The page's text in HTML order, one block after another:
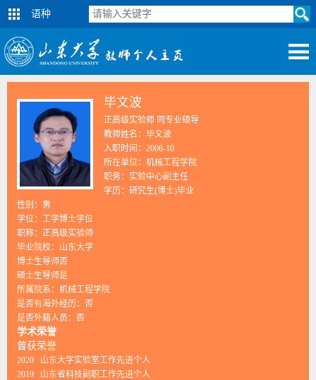
语种
毕文波
正高级实验师 同专业硕导
教师姓名：毕文波
入职时间：2006-10
所在单位：机械工程学院
职务：实验中心副主任
学历：研究生(博士)毕业
性别：男
学位：工学博士学位
职称：正高级实验师
毕业院校：山东大学
博士生导师否
硕士生导师是
所属院系：机械工程学院
是否有海外经历：否
是否外籍人员：否
学术荣誉
曾获荣誉
2020 山东大学实验室工作先进个人
2019 山东省科技副职工作先进个人